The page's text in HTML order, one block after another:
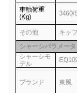
車軸荷重
(Kg)
3460/
その他
キャ
シャーシパラメータ
シャーシモ
デル
ブランド 東風